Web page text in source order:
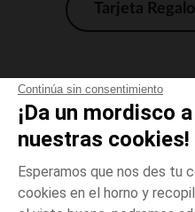
Continúa sin consentimiento
¡Da un mordisco a
nuestras cookies!
Esperamos que nos des tu
cookies en el horno y
Tarjeta Regalo
Condiciones
*Condiciones de
Gestión